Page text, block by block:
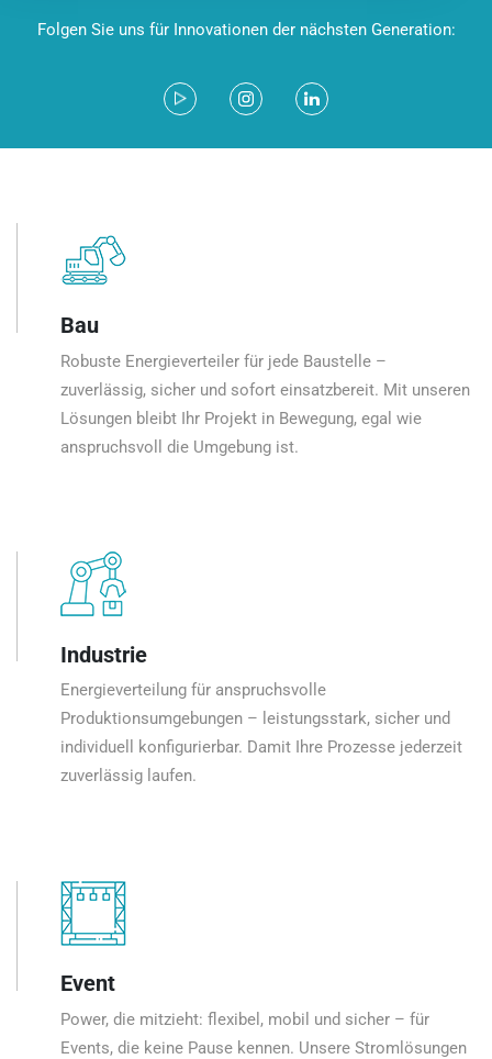
Folgen Sie uns für Innovationen der nächsten Generation:
Bau
Robuste Energieverteiler für jede Baustelle –
zuverlässig, sicher und sofort einsatzbereit. Mit unseren
Lösungen bleibt Ihr Projekt in Bewegung, egal wie
anspruchsvoll die Umgebung ist.
Industrie
Energieverteilung für anspruchsvolle
Produktionsumgebungen – leistungsstark, sicher und
individuell konfigurierbar. Damit Ihre Prozesse jederzeit
zuverlässig laufen.
Event
Power, die mitzieht: flexibel, mobil und sicher – für
Events, die keine Pause kennen. Unsere Stromlösungen